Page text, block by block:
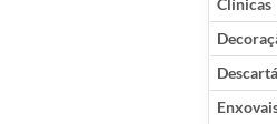
Clínicas